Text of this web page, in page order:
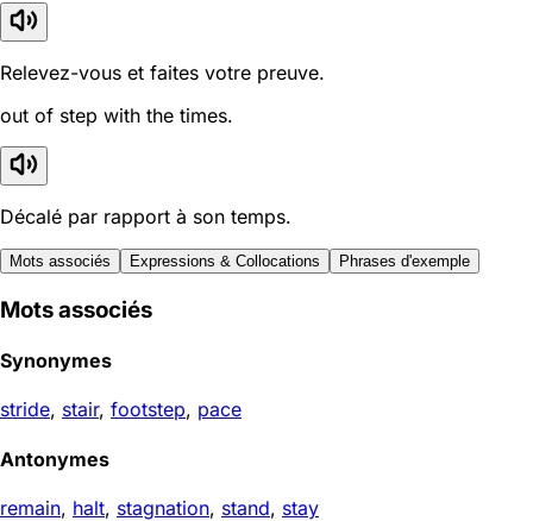
Relevez-vous et faites votre preuve.
out of step with the times.
Décalé par rapport à son temps.
Mots associés Expressions & Collocations Phrases d'exemple
Mots associés
Synonymes
stride, stair, footstep, pace
Antonymes
remain, halt, stagnation, stand, stay